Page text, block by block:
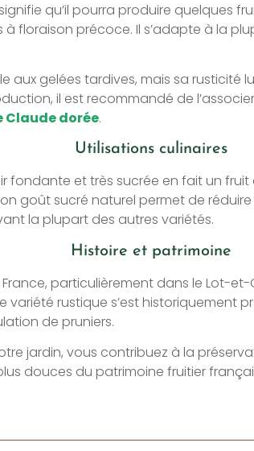
qu’il pourra produire quelques
floraison précoce. Il s’adapte à la
aux gelées tardives, mais sa
il est recommandé de
Claude dorée.
Utilisations culinaires
fondante et très sucrée en fait un
goût sucré naturel permet de
la plupart des autres variétés.
Histoire et patrimoine
particulièrement dans le Lot-
rustique s’est historiquement
de pruniers.
jardin, vous contribuez à la
douces du patrimoine fruitier